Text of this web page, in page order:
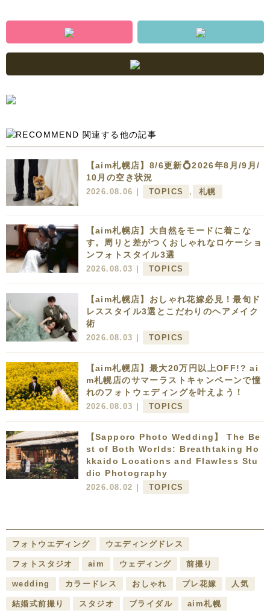
【aim札幌店】8/6更新💍2026年8月/9月/
10月の空き状況
2026.08.06 | TOPICS , 札幌
【aim札幌店】大自然をモードに着こな
す。周りと差がつくおしゃれなロケーショ
ンフォトスタイル3選
2026.08.03 | TOPICS
【aim札幌店】おしゃれ花嫁必見！最旬ド
レススタイル3選とこだわりのヘアメイク
術
2026.08.03 | TOPICS
【aim札幌店】最大20万円以上OFF!? ai
m札幌店のサマーラストキャンペーンで憧
れのフォトウェディングを叶えよう！
2026.08.03 | TOPICS
【Sapporo Photo Wedding】 The Be
st of Both Worlds: Breathtaking Ho
kkaido Locations and Flawless Stu
dio Photography
2026.08.02 | TOPICS
フォトウエディング ウエディングドレス
フォトスタジオ aim ウェディング 前撮り
wedding カラードレス おしゃれ プレ花嫁 人気
結婚式前撮り スタジオ ブライダル aim札幌